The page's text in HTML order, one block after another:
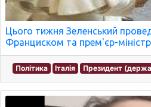
Цього тижня Зеленський
Франциском та прем'єр-
Політика Італія Президент